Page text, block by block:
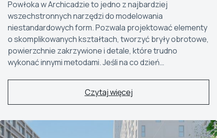
Powłoka w Archicadzie to jedno z najbardziej
wszechstronnych narzędzi do modelowania
niestandardowych form. Pozwala projektować elementy
o skomplikowanych kształtach, tworzyć bryły obrotowe,
powierzchnie zakrzywione i detale, które trudno
wykonać innymi metodami. Jeśli na co dzień…
Czytaj więcej